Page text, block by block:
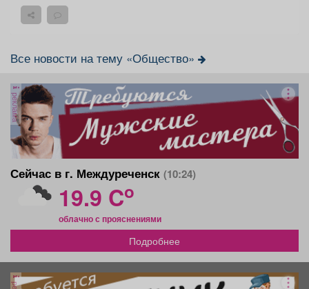
Все новости на тему «Общество»
реклама
Сейчас в г. Междуреченск (10:24)
19.9 Co
облачно с прояснениями
Подробнее